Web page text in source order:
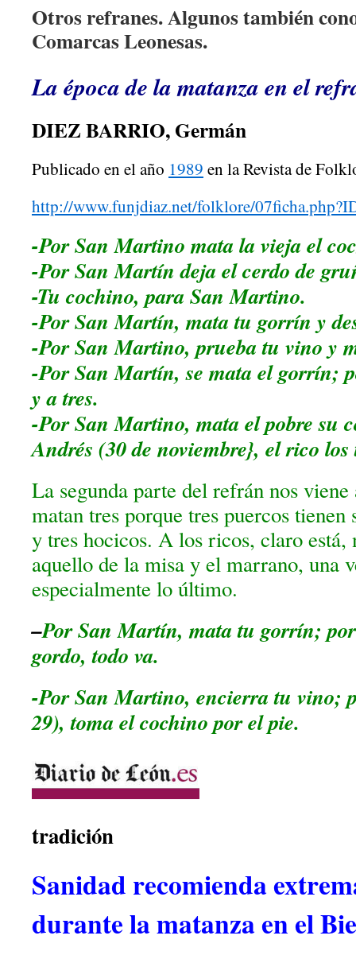
Otros refranes. Algunos también
Comarcas Leonesas.
La época de la matanza en el
DIEZ BARRIO, Germán
Publicado en el año 1989 en la Revista de
http://www.funjdiaz.net/folklore/
-Por San Martino mata la vieja el
-Por San Martín deja el cerdo de
-Tu cochino, para San Martino.
-Por San Martín, mata tu gorrín y
-Por San Martino, prueba tu vino y
-Por San Martín, se mata el gorrín;
y a tres.
-Por San Martino, mata el pobre su
Andrés (30 de noviembre}, el rico los
La segunda parte del refrán nos
matan tres porque tres puercos tienen
y tres hocicos. A los ricos, claro está,
aquello de la misa y el marrano, una
especialmente lo último.
–Por San Martín, mata tu gorrín;
gordo, todo va.
-Por San Martino, encierra tu vino;
29), toma el cochino por el pie.
tradición
Sanidad recomienda
durante la matanza en el